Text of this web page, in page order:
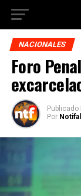
NACIONALES
Foro
Publicado
Por